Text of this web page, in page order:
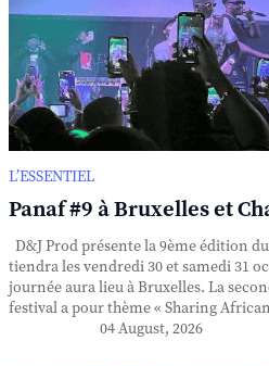
L’ESSENTIEL
Panaf #9 à Bruxelles et
D&J Prod présente la 9ème édition
tiendra les vendredi 30 et samedi 31
journée aura lieu à Bruxelles. La
festival a pour thème « Sharing
04 August, 2026